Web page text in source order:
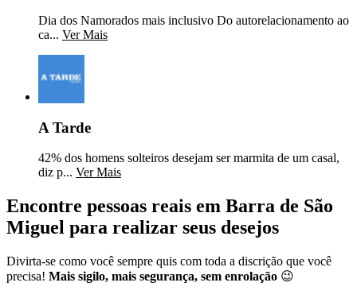
Dia dos Namorados mais inclusivo Do autorelacionamento ao
ca... Ver Mais
A Tarde
42% dos homens solteiros desejam ser marmita de um casal,
diz p... Ver Mais
Encontre pessoas reais em Barra de São
Miguel para realizar seus desejos
Divirta-se como você sempre quis com toda a discrição que você
precisa! Mais sigilo, mais segurança, sem enrolação 😉